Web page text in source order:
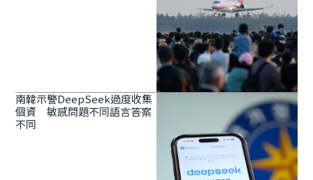
南韓示警DeepSeek過度收集
個資 敏感問題不同語言答案
不同